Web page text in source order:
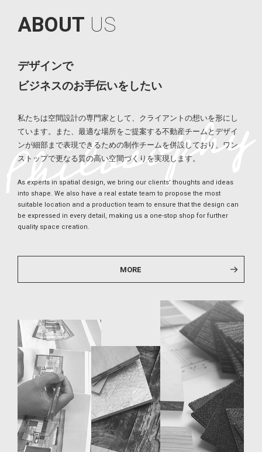
ABOUT US
デザインで
ビジネスのお手伝いをしたい
私たちは空間設計の専門家として、クライアントの想いを形にし
ています。また、最適な場所をご提案する不動産チームとデザイ
ンが細部まで表現できるための制作チームを併設しており、ワン
ストップで更なる質の高い空間づくりを実現します。
As experts in spatial design, we bring our clients' thoughts and ideas
into shape. We also have a real estate team to propose the most
suitable location and a production team to ensure that the design can
be expressed in every detail, making us a one-stop shop for further
quality space creation.
MORE